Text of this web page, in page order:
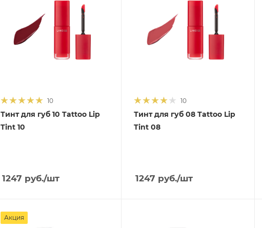
10
Тинт для губ 10 Tattoo Lip
Tint 10
1247 руб./шт
10
Тинт для губ 08 Tattoo Lip
Tint 08
1247 руб./шт
Акция